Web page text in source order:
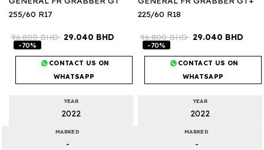
225/60 R18
96.800BHD 29.040 BHD
-70%
CONTACT US ON
WHATSAPP
YEAR
2022
MARKED
-
255/60 R17
96.800BHD 29.040 BHD
-70%
CONTACT US ON
WHATSAPP
YEAR
2022
MARKED
-